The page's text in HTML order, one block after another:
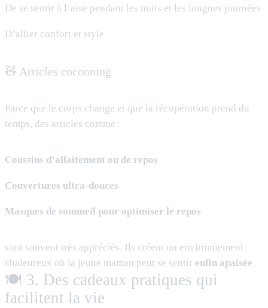
De se sentir à l’aise pendant les nuits et les longues journées
D’allier confort et style
🧸 Articles cocooning
Parce que le corps change et que la récupération prend du
temps, des articles comme :
Coussins d’allaitement ou de repos
Couvertures ultra-douces
Masques de sommeil pour optimiser le repos
sont souvent très appréciés. Ils créent un environnement
chaleureux où la jeune maman peut se sentir enfin apaisée.
🍽️ 3. Des cadeaux pratiques qui
facilitent la vie